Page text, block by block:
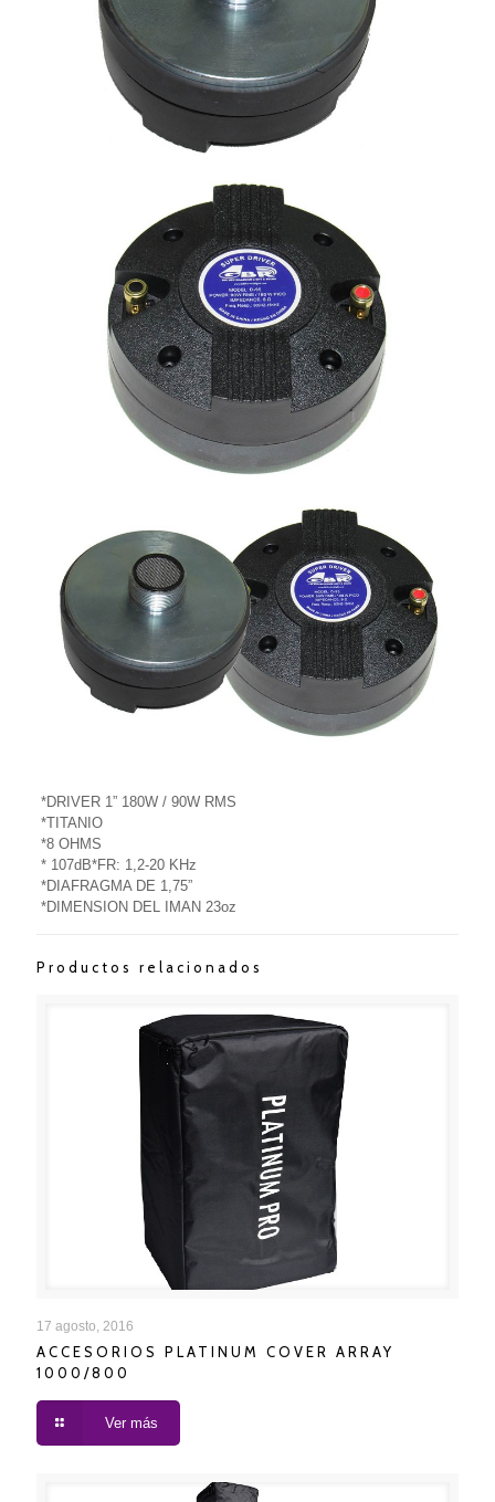
*DRIVER 1” 180W / 90W RMS
*TITANIO
*8 OHMS
* 107dB*FR: 1,2-20 KHz
*DIAFRAGMA DE 1,75”
*DIMENSION DEL IMAN 23oz
Productos relacionados
ACCESORIOS PLATINUM COVER ARRAY 1000/800
17 agosto, 2016
ACCESORIOS PLATINUM COVER ARRAY
1000/800
Ver más